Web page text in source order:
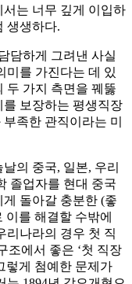
는 너무 깊게 이입하
생생하다.
담하게 그려낸 사실
미를 가진다는 데 있
두 가지 측면을 꿰뚫
보장하는 평생직장
족한 관직이라는 미
의 중국, 일본, 우리
졸업자를 현대 중국
돌아갈 충분한 (좋
이를 해결할 수밖에
리나라의 경우 첫 직
조에서 좋은 ‘첫 직장
렇게 첨예한 문제가